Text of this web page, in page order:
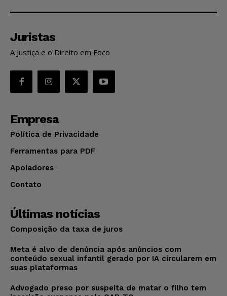
Juristas
A Justiça e o Direito em Foco
Empresa
Política de Privacidade
Ferramentas para PDF
Apoiadores
Contato
Últimas notícias
Composição da taxa de juros
Meta é alvo de denúncia após anúncios com
conteúdo sexual infantil gerado por IA circularem em
suas plataformas
Advogado preso por suspeita de matar o filho tem